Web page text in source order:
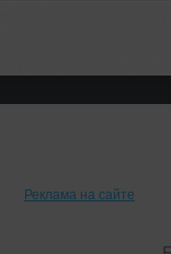
Реклама на сайте